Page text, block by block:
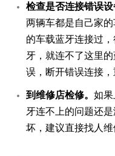
检查是否连接错误设
两辆车都是自己家
的车载蓝牙连接过
牙，就连不了这里
误，断开错误连接，
到维修店检修。 如
牙连不上的问题还
坏，建议直接找人维